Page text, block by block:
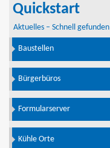
Quickstart
Aktuelles – Schnell gefunden
Baustellen
Bürgerbüros
Formularserver
Kühle Orte